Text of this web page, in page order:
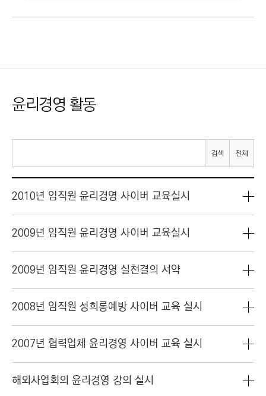
윤리경영 활동
검색 전체
2010년 임직원 윤리경영 사이버 교육실시
2009년 임직원 윤리경영 사이버 교육실시
2009년 임직원 윤리경영 실천결의 서약
2008년 임직원 성희롱예방 사이버 교육 실시
2007년 협력업체 윤리경영 사이버 교육 실시
해외사업회의 윤리경영 강의 실시